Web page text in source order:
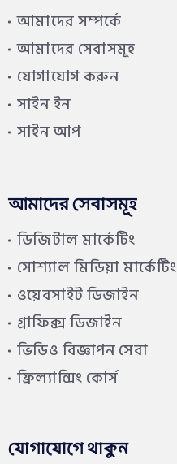
আমাদের সম্পর্কে
আমাদের সেবাসমূহ
যোগাযোগ করুন
সাইন ইন
সাইন আপ
আমাদের সেবাসমূহ
ডিজিটাল মার্কেটিং
সোশ্যাল মিডিয়া মার্কেটিং
ওয়েবসাইট ডিজাইন
গ্রাফিক্স ডিজাইন
ভিডিও বিজ্ঞাপন সেবা
ফ্রিল্যান্সিং কোর্স
যোগাযোগে থাকুন